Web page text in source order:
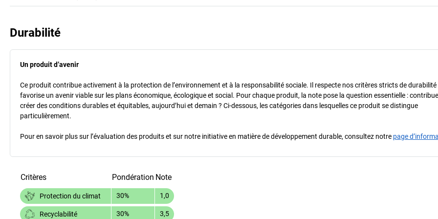
Durabilité
Un produit d’avenir
Ce produit contribue activement à la protection de l’environnement et à la responsabilité sociale. Il respecte nos critères stricts de durabilité
favorise un avenir viable sur les plans économique, écologique et social. Pour chaque produit, la note pose la question essentielle :
créer des conditions durables et équitables, aujourd’hui et demain ? Ci-dessous, les catégories dans lesquelles ce produit se distingue
particulièrement.
Pour en savoir plus sur l’évaluation des produits et sur notre initiative en matière de développement durable, consultez notre page
Critères Pondération Note
Protection du climat 30% 1,0
Recyclabilité 30% 3,5